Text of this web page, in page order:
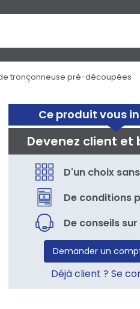
tronçonneuse pré-découpées
Ce produit vous
Devenez client et
D'un choix
De conditions
De conseils
Demander un
Déjà client ? Se